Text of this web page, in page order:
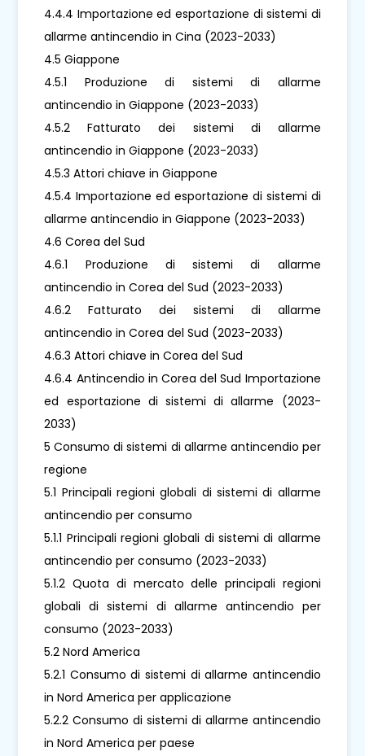
4.4.4 Importazione ed esportazione di sistemi di
allarme antincendio in Cina (2023-2033)
4.5 Giappone
4.5.1 Produzione di sistemi di allarme
antincendio in Giappone (2023-2033)
4.5.2 Fatturato dei sistemi di allarme
antincendio in Giappone (2023-2033)
4.5.3 Attori chiave in Giappone
4.5.4 Importazione ed esportazione di sistemi di
allarme antincendio in Giappone (2023-2033)
4.6 Corea del Sud
4.6.1 Produzione di sistemi di allarme
antincendio in Corea del Sud (2023-2033)
4.6.2 Fatturato dei sistemi di allarme
antincendio in Corea del Sud (2023-2033)
4.6.3 Attori chiave in Corea del Sud
4.6.4 Antincendio in Corea del Sud Importazione
ed esportazione di sistemi di allarme (2023-
2033)
5 Consumo di sistemi di allarme antincendio per
regione
5.1 Principali regioni globali di sistemi di allarme
antincendio per consumo
5.1.1 Principali regioni globali di sistemi di allarme
antincendio per consumo (2023-2033)
5.1.2 Quota di mercato delle principali regioni
globali di sistemi di allarme antincendio per
consumo (2023-2033)
5.2 Nord America
5.2.1 Consumo di sistemi di allarme antincendio
in Nord America per applicazione
5.2.2 Consumo di sistemi di allarme antincendio
in Nord America per paese